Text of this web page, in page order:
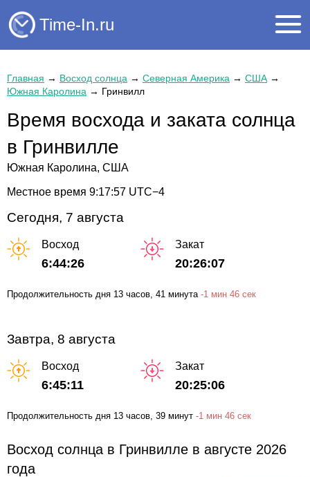
Time-In.ru
Главная → Восход солнца → Северная Америка → США →
Южная Каролина → Гринвилл
Время восхода и заката солнца
в Гринвилле
Южная Каролина, США
Местное время 9:17:58 UTC−4
Сегодня, 7 августа
Восход
6:44:26
Закат
20:26:07
Продолжительность дня 13 часов , 41 минута -1 мин 46 сек
Завтра, 8 августа
Восход
6:45:11
Закат
20:25:06
Продолжительность дня 13 часов, 39 минут -1 мин 46 сек
Восход солнца в Гринвилле в августе 2026
года